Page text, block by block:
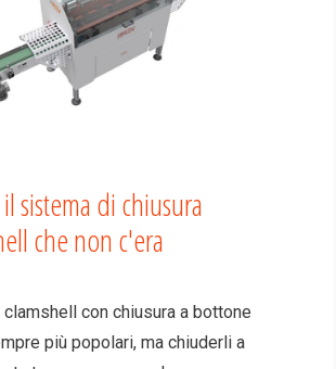
il sistema di chiusura
che non c'era
con chiusura a bottone
più popolari, ma chiuderli a